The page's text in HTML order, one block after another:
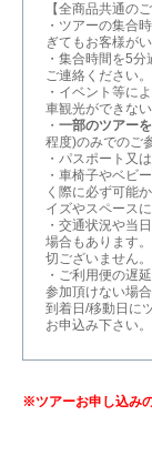
【全商品共通のご
・ツアーの集合
ぎてもお客様が
・集合時間を5
ご連絡ください。
・イベント等に
車観光ができな
・ 一部のツアー
程度)のみでのご
・パスポート又
・車椅子やベビ
く際に必ず可能
イズやスペース
・交通状況や当
場合もあります
切ございません。
・ご利用便の遅
参加頂けない場
到着日/移動日に
お申込み下さい。
※ツアーお申し込み